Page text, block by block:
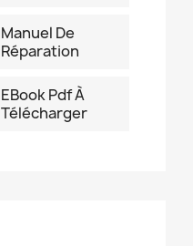
Manuel De
Réparation
EBook Pdf À
Télécharger